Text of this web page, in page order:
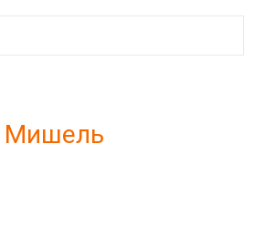
Мишель